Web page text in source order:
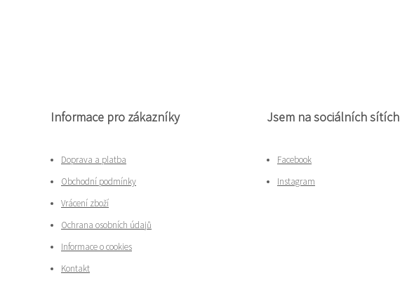
Informace pro zákazníky
Doprava a platba
Obchodní podmínky
Vrácení zboží
Ochrana osobních údajů
Informace o cookies
Kontakt
Jsem na sociálních sítích
Facebook
Instagram